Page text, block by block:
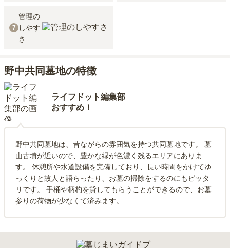
7
管理の
しやす
さ
野中共同墓地の特徴
ライフドット編集部
おすすめ！
野中共同墓地は、昔ながらの雰囲気を持つ共同墓地です。 墓
山古墳が近いので、豊かな緑が色濃く残るエリアにありま
す。 休憩所や水道設備を完備しており、長い時間をかけてゆ
っくりと故人と語らったり、お墓の掃除をするのにもピッタ
リです。 手桶や柄杓を貸してもらうことができるので、お墓
参りの荷物が少なくて済みます。